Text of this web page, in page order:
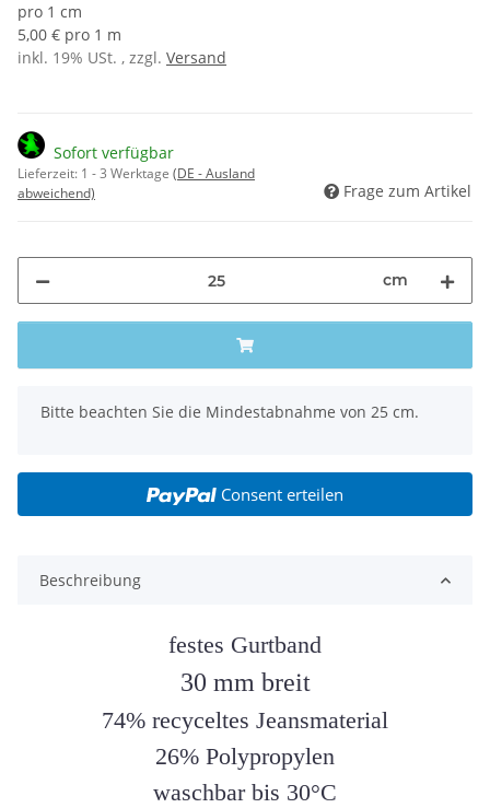
pro 1 cm
5,00 € pro 1 m
inkl. 19% USt. , zzgl. Versand
Sofort verfügbar
Lieferzeit: 1 - 3 Werktage (DE - Ausland
abweichend)
Frage zum Artikel
cm
x
Bitte beachten Sie die Mindestabnahme von 25 cm.
Consent erteilen
Beschreibung
festes Gurtband
30 mm breit
74% recyceltes Jeansmaterial
26% Polypropylen
waschbar bis 30°C